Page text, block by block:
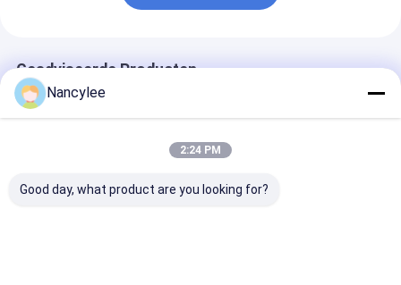
Geadviseerde Producten
Nancylee
2:24 PM
Good day, what product are you looking for?